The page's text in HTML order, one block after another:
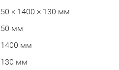
50 × 1400 × 130 мм
50 мм
1400 мм
130 мм